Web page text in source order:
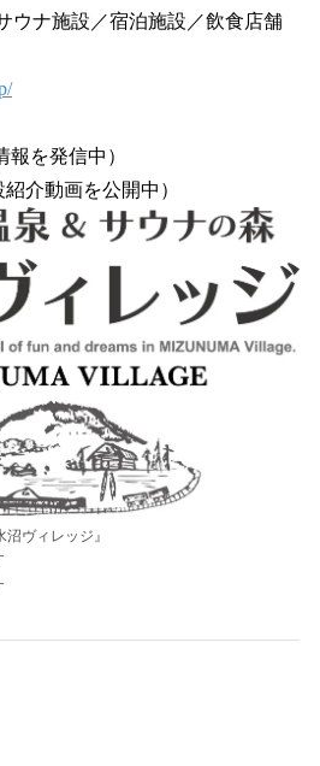
ウナ施設／宿泊施設／飲食店舗
報を発信中）
紹介動画を公開中）
ヴィレッジ』